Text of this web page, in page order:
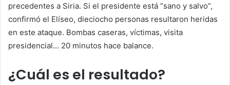
precedentes a Siria. Si el presidente está “sano y salvo”,
confirmó el Elíseo, dieciocho personas resultaron heridas
en este ataque. Bombas caseras, víctimas, visita
presidencial… 20 minutos hace balance.
¿Cuál es el resultado?